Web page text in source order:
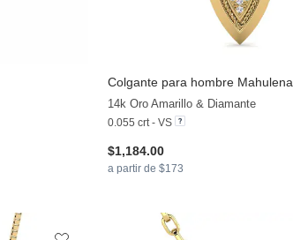
Colgante para hombre Mahulena
14k Oro Amarillo & Diamante
0.055 crt - VS
$1,184.00
a partir de $173